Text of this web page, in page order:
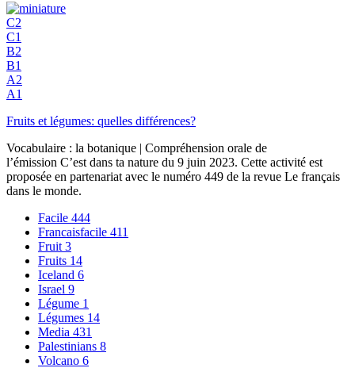
C2
C1
B2
B1
A2
A1
Fruits et légumes: quelles différences?
Vocabulaire : la botanique | Compréhension orale de
l’émission C’est dans ta nature du 9 juin 2023. Cette activité est
proposée en partenariat avec le numéro 449 de la revue Le français
dans le monde.
Facile 444
Francaisfacile 411
Fruit 3
Fruits 14
Iceland 6
Israel 9
Légume 1
Légumes 14
Media 431
Palestinians 8
Volcano 6